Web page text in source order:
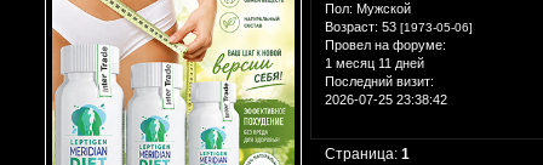
Пол: Мужской
Возраст: 53 [1973-05-06]
Провел на форуме:
1 месяц 11 дней
Последний визит:
2026-07-25 23:38:42
Страница:1